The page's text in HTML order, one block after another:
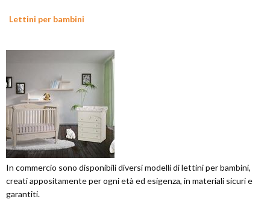
Lettini per bambini
In commercio sono disponibili diversi modelli di lettini per bambini,
creati appositamente per ogni età ed esigenza, in materiali sicuri e
garantiti.